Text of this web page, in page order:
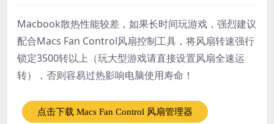
Macbook散热性能较差，如果长时间玩游戏，强烈建议
配合Macs Fan Control风扇控制工具，将风扇转速强行
锁定3500转以上（玩大型游戏请直接设置风扇全速运
转），否则容易过热影响电脑使用寿命！
点击下载 Macs Fan Control 风扇管理器